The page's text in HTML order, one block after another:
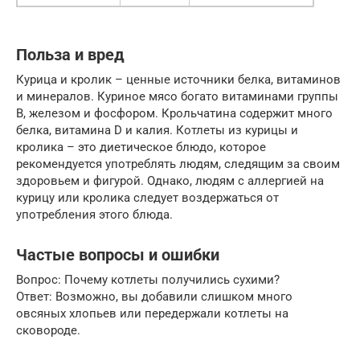
Польза и вред
Курица и кролик – ценные источники белка, витаминов
и минералов. Куриное мясо богато витаминами группы
B, железом и фосфором. Крольчатина содержит много
белка, витамина D и калия. Котлеты из курицы и
кролика – это диетическое блюдо, которое
рекомендуется употреблять людям, следящим за своим
здоровьем и фигурой. Однако, людям с аллергией на
курицу или кролика следует воздержаться от
употребления этого блюда.
Частые вопросы и ошибки
Вопрос: Почему котлеты получились сухими?
Ответ: Возможно, вы добавили слишком много
овсяных хлопьев или передержали котлеты на
сковороде.